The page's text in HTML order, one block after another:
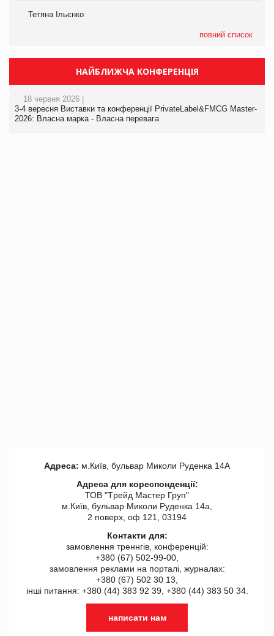
Тетяна Ільєнко
повний список
НАЙБЛИЖЧА КОНФЕРЕНЦІЯ
18 червня 2026 |
3-4 вересня Виставки та конференції PrivateLabel&FMCG Master-
2026: Власна марка - Власна перевага
Адреса: м.Київ, бульвар Миколи Руденка 14А
Адреса для кореспонденції:
ТОВ "Tрейд Мастер Груп"
м.Київ, бульвар Миколи Руденка 14а,
2 поверх, оф 121, 03194
Контакти для:
замовлення треннгів, конференцій:
+380 (67) 502-99-00,
замовлення реклами на порталі, журналах:
+380 (67) 502 30 13,
інші питання: +380 (44) 383 92 39, +380 (44) 383 50 34.
написати нам